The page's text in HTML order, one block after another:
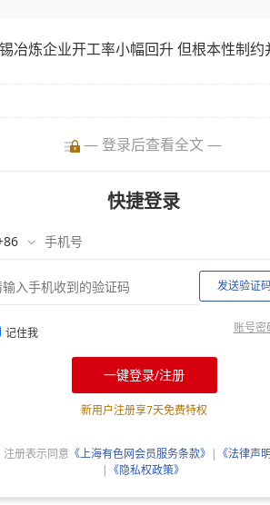
冶炼企业开工率小幅回升 但根本性制约
— 登录后查看全文 —
快捷登录
发送验证
记住我 账号密
一键登录/注册
新用户注册享7天免费特权
注册表示同意 《上海有色网会员服务条款》 | 《法律声
| 《隐私权政策》